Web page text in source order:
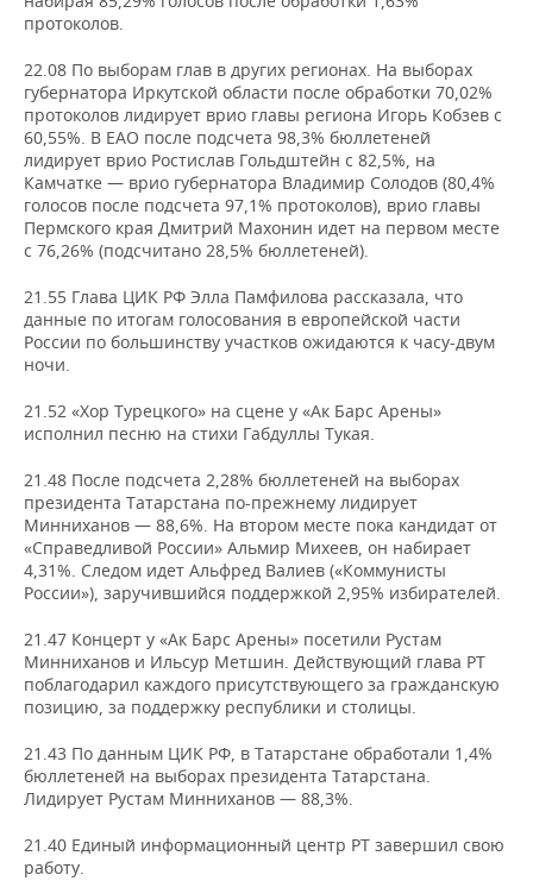
протоколов.
22.08 По выборам глав в других регионах. На выборах
губернатора Иркутской области после обработки 70,02%
протоколов лидирует врио главы региона Игорь Кобзев с
60,55%. В ЕАО после подсчета 98,3% бюллетеней
лидирует врио Ростислав Гольдштейн с 82,5%, на
Камчатке — врио губернатора Владимир Солодов (80,4%
голосов после подсчета 97,1% протоколов), врио главы
Пермского края Дмитрий Махонин идет на первом месте
с 76,26% (подсчитано 28,5% бюллетеней).
21.55 Глава ЦИК РФ Элла Памфилова рассказала, что
данные по итогам голосования в европейской части
России по большинству участков ожидаются к часу-двум
ночи.
21.52 «Хор Турецкого» на сцене у «Ак Барс Арены»
исполнил песню на стихи Габдуллы Тукая.
21.48 После подсчета 2,28% бюллетеней на выборах
президента Татарстана по-прежнему лидирует
Минниханов — 88,6%. На втором месте пока кандидат от
«Справедливой России» Альмир Михеев, он набирает
4,31%. Следом идет Альфред Валиев («Коммунисты
России»), заручившийся поддержкой 2,95% избирателей.
21.47 Концерт у «Ак Барс Арены» посетили Рустам
Минниханов и Ильсур Метшин. Действующий глава РТ
поблагодарил каждого присутствующего за гражданскую
позицию, за поддержку республики и столицы.
21.43 По данным ЦИК РФ, в Татарстане обработали 1,4%
бюллетеней на выборах президента Татарстана.
Лидирует Рустам Минниханов — 88,3%.
21.40 Единый информационный центр РТ завершил свою
работу.